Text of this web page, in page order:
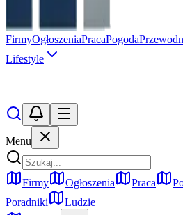
FirmyOgłoszeniaPracaPogoda
Lifestyle
Menu
Firmy Ogłoszenia Praca
Poradniki
Ludzie